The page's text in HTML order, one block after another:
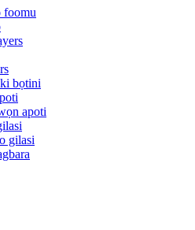
bọtini
apoti
gilasi